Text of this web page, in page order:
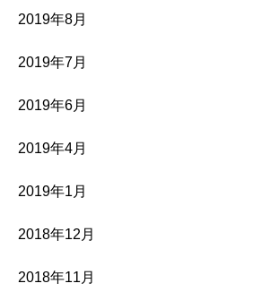
2019年8月
2019年7月
2019年6月
2019年4月
2019年1月
2018年12月
2018年11月